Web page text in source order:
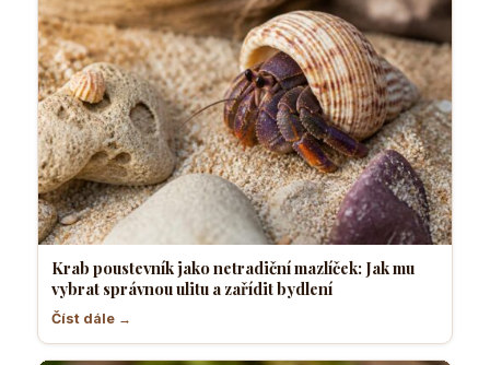
Krab poustevník jako netradiční mazlíček: Jak mu
vybrat správnou ulitu a zařídit bydlení
Číst dále →